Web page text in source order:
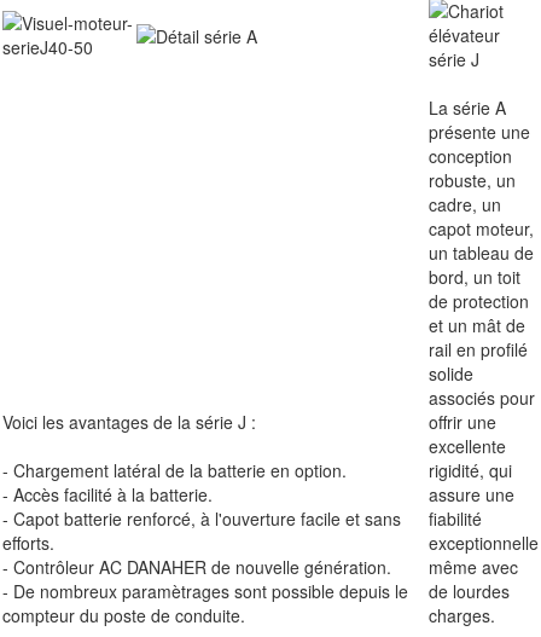
Voici les avantages de la série J :
- Chargement latéral de la batterie en option.
- Accès facilité à la batterie.
- Capot batterie renforcé, à l'ouverture facile et sans
efforts.
- Contrôleur AC DANAHER de nouvelle génération.
- De nombreux paramètrages sont possible depuis le
compteur du poste de conduite.
La série A
présente une
conception
robuste, un
cadre, un
capot moteur,
un tableau de
bord, un toit
de protection
et un mât de
rail en profilé
solide
associés pour
offrir une
excellente
rigidité, qui
assure une
fiabilité
exceptionnelle
même avec
de lourdes
charges.